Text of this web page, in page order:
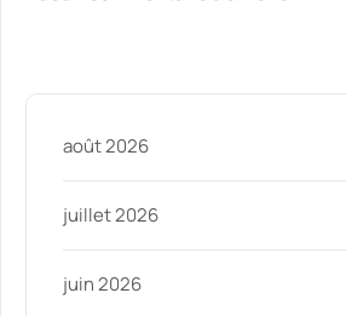
août 2026
juillet 2026
juin 2026